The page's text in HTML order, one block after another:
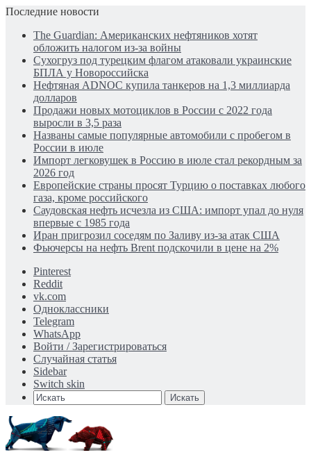
Последние новости
The Guardian: Американских нефтяников хотят
обложить налогом из-за войны
Сухогруз под турецким флагом атаковали украинские
БПЛА у Новороссийска
Нефтяная ADNOC купила танкеров на 1,3 миллиарда
долларов
Продажи новых мотоциклов в России с 2022 года
выросли в 3,5 раза
Названы самые популярные автомобили с пробегом в
России в июле
Импорт легковушек в Россию в июле стал рекордным за
2026 год
Европейские страны просят Турцию о поставках любого
газа, кроме российского
Саудовская нефть исчезла из США: импорт упал до нуля
впервые с 1985 года
Иран пригрозил соседям по Заливу из-за атак США
Фьючерсы на нефть Brent подскочили в цене на 2%
Pinterest
Reddit
vk.com
Одноклассники
Telegram
WhatsApp
Войти / Зарегистрироваться
Случайная статья
Sidebar
Switch skin
Искать